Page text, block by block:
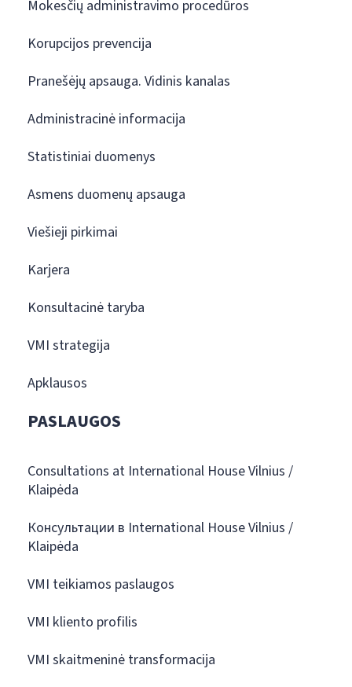
Mokesčių administravimo procedūros
Korupcijos prevencija
Pranešėjų apsauga. Vidinis kanalas
Administracinė informacija
Statistiniai duomenys
Asmens duomenų apsauga
Viešieji pirkimai
Karjera
Konsultacinė taryba
VMI strategija
Apklausos
PASLAUGOS
Consultations at International House Vilnius /
Klaipėda
Консультации в International House Vilnius /
Klaipėda
VMI teikiamos paslaugos
VMI kliento profilis
VMI skaitmeninė transformacija